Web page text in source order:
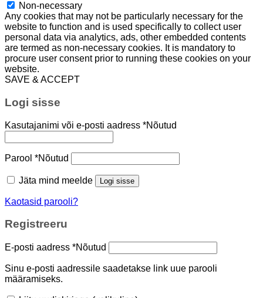
Non-necessary
Any cookies that may not be particularly necessary for the
website to function and is used specifically to collect user
personal data via analytics, ads, other embedded contents
are termed as non-necessary cookies. It is mandatory to
procure user consent prior to running these cookies on your
website.
SAVE & ACCEPT
Logi sisse
Kasutajanimi või e-posti aadress *Nõutud
Parool *Nõutud
Jäta mind meelde Logi sisse
Kaotasid parooli?
Registreeru
E-posti aadress *Nõutud
Sinu e-posti aadressile saadetakse link uue parooli
määramiseks.